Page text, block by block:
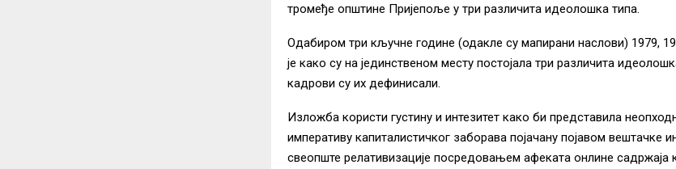
тромеђе општине Пријепоље у три различита идеолошка типа.
Одабиром три кључне године (одакле су мапирани наслови) 1979,
је како су на јединственом месту постојала три различита
кадрови су их дефинисали.
Изложба користи густину и интезитет како би представила
императиву капиталистичког заборава појачану појавом вештачке
свеопште релативизације посредовањем афеката онлине садржаја